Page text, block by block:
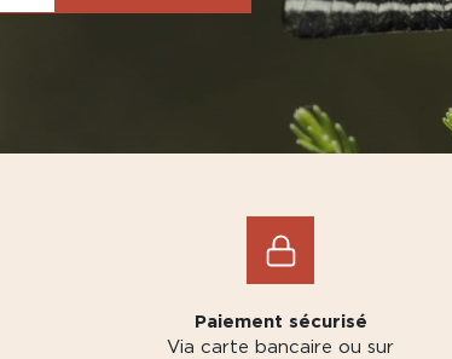
Paiement sécurisé
Via carte bancaire ou sur